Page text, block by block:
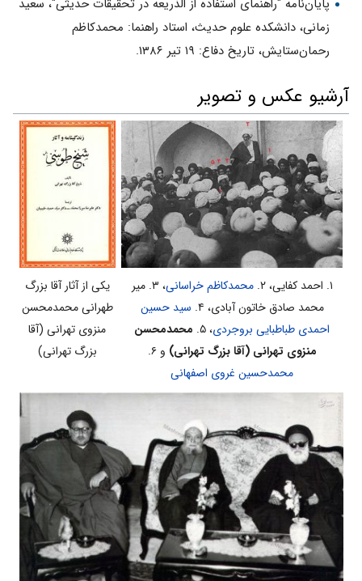
پایان‌نامه "راهنمای استفاده از الذریعه در تحقیقات حدیثی"، سعید
زمانی، دانشکده علوم حدیث، استاد راهنما: محمدکاظم
رحمان‌ستایش، تاریخ دفاع: ۱۹ تیر ۱۳۸۶.
آرشیو عکس و تصویر
۱. احمد کفایی، ۲. محمدکاظم خراسانی
، ۳. میر
محمد صادق خاتون آبادی، ۴.
سید حسین
احمدی طباطبایی بروجردی، ۵.
محمدمحسن
منزوی تهرانی (آقا بزرگ تهرانی) و ۶.
محمدحسین غروی اصفهانی
یکی از آثار آقا بزرگ
طهرانی محمدمحسن
منزوی تهرانی (آقا
بزرگ تهرانی)